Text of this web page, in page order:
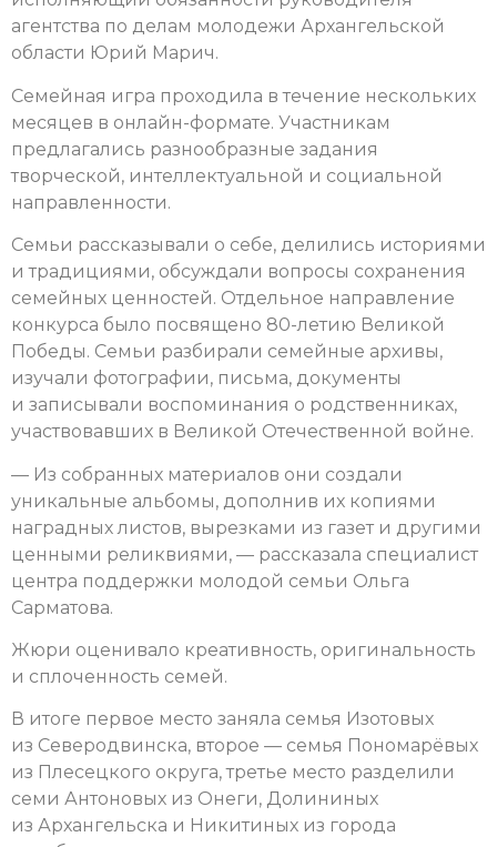
агентства по делам молодежи Архангельской
области Юрий Марич.
Семейная игра проходила в течение нескольких
месяцев в онлайн-формате. Участникам
предлагались разнообразные задания
творческой, интеллектуальной и социальной
направленности.
Семьи рассказывали о себе, делились историями
и традициями, обсуждали вопросы сохранения
семейных ценностей. Отдельное направление
конкурса было посвящено 80-летию Великой
Победы. Семьи разбирали семейные архивы,
изучали фотографии, письма, документы
и записывали воспоминания о родственниках,
участвовавших в Великой Отечественной войне.
— Из собранных материалов они создали
уникальные альбомы, дополнив их копиями
наградных листов, вырезками из газет и другими
ценными реликвиями, — рассказала специалист
центра поддержки молодой семьи Ольга
Сарматова.
Жюри оценивало креативность, оригинальность
и сплоченность семей.
В итоге первое место заняла семья Изотовых
из Северодвинска, второе — семья Пономарёвых
из Плесецкого округа, третье место разделили
семи Антоновых из Онеги, Долининых
из Архангельска и Никитиных из города